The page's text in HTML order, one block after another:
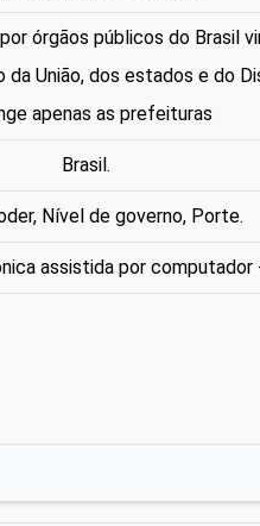
órgãos públicos do Brasil
União, dos estados e do
apenas as prefeituras
Brasil.
Nível de governo, Porte.
assistida por computador